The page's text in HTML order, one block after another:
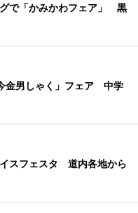
で「かみかわフェア」 黒
金男しゃく」フェア 中学
スフェスタ 道内各地から